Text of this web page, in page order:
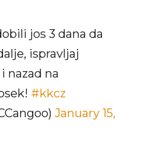
jos 3 dana da
ispravljaj
nazad na
#kkcz
January 15,